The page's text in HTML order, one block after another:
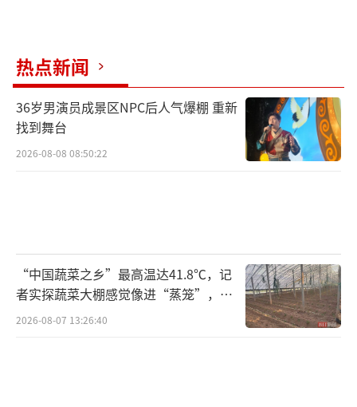
热点新闻
36岁男演员成景区NPC后人气爆棚 重新
找到舞台
2026-08-08 08:50:22
“中国蔬菜之乡”最高温达41.8℃，记
者实探蔬菜大棚感觉像进“蒸笼”，有
村民称只能凌晨两点起来干活
2026-08-07 13:26:40